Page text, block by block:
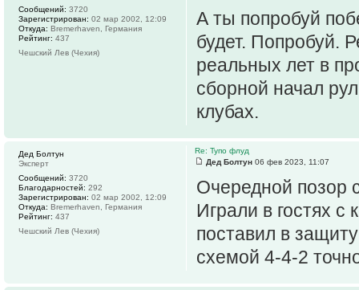
А ты попробуй
будет. Попробуй.
реальных лет в
сборной начал
клубах.
Сообщений: 3720
Зарегистрирован: 02 мар 2002, 12:09
Откуда: Bremerhaven, Германия
Рейтинг: 437
Чешский Лев (Чехия)
Re: Тупо флуд
Дед Болтун 06 фев 2023, 11:07
Очередной позор
Играли в гостях
поставил в
схемой 4-4-2
Дед Болтун
Эксперт
Сообщений: 3720
Благодарностей: 292
Зарегистрирован: 02 мар 2002, 12:09
Откуда: Bremerhaven, Германия
Рейтинг: 437
Чешский Лев (Чехия)